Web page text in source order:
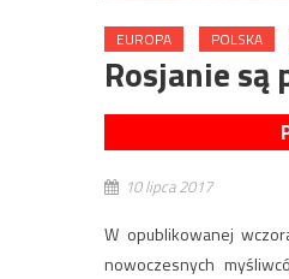
EUROPA POLSKA
Rosjanie
10 lipca 2017
W opublikowanej
nowoczesnych